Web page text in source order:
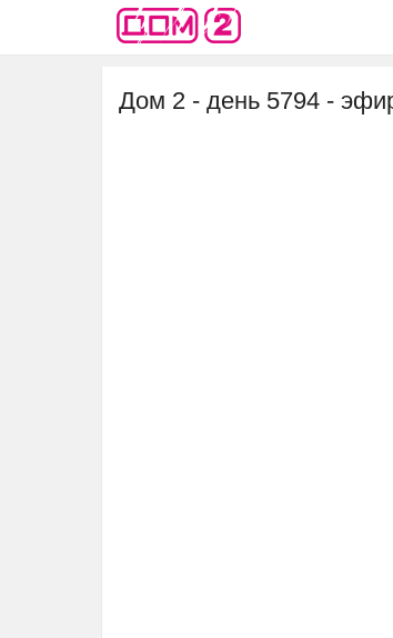
Дом 2 - день 5794 -